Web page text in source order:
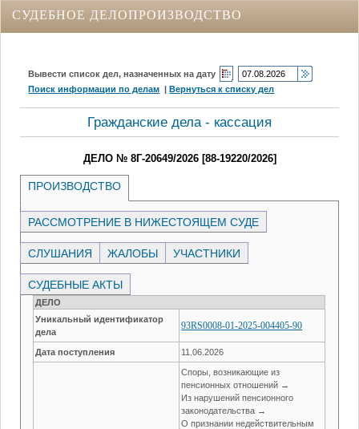
СУДЕБНОЕ ДЕЛОПРОИЗВОДСТВО
Вывести список дел, назначенных на дату
Поиск информации по делам |Вернуться к списку дел
Гражданские дела - кассация
ДЕЛО № 8Г-20649/2026 [88-19220/2026]
ПРОИЗВОДСТВО
РАССМОТРЕНИЕ В НИЖЕСТОЯЩЕМ СУДЕ
СЛУШАНИЯ ЖАЛОБЫ УЧАСТНИКИ
СУДЕБНЫЕ АКТЫ
ДЕЛО
Уникальный идентификатор
дела
93RS0008-01-2025-004405-90
Дата поступления 11.06.2026
Споры, возникающие из
пенсионных отношений →
Из нарушений пенсионного
законодательства →
О признании недействительным